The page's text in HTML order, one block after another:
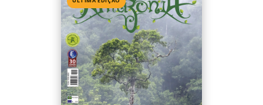
📖 Ler agora